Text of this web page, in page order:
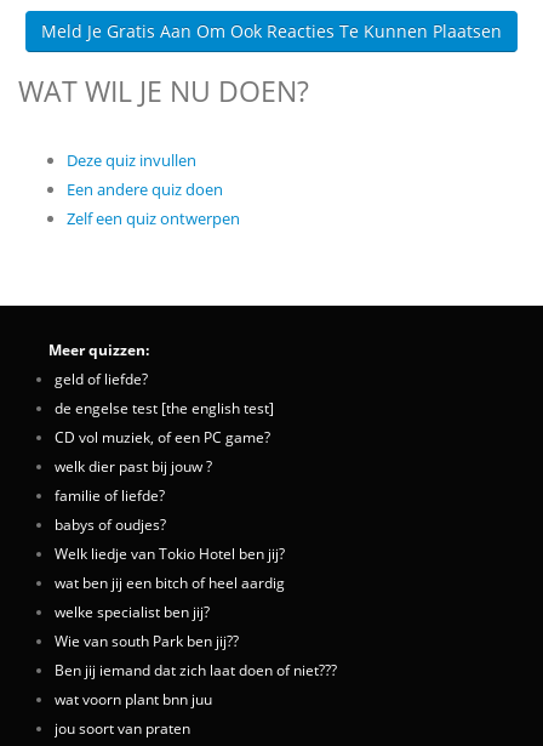
Meld Je Gratis Aan Om Ook Reacties Te Kunnen Plaatsen
WAT WIL JE NU DOEN?
Deze quiz invullen
Een andere quiz doen
Zelf een quiz ontwerpen
Meer quizzen:
geld of liefde?
de engelse test [the english test]
CD vol muziek, of een PC game?
welk dier past bij jouw ?
familie of liefde?
babys of oudjes?
Welk liedje van Tokio Hotel ben jij?
wat ben jij een bitch of heel aardig
welke specialist ben jij?
Wie van south Park ben jij??
Ben jij iemand dat zich laat doen of niet???
wat voorn plant bnn juu
jou soort van praten